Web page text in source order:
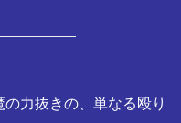
力抜きの、単なる殴り